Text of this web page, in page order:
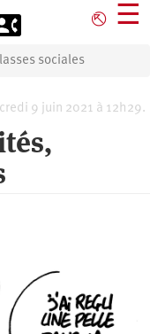
⎋ ☰
sociales
9 juin 2021 à 12h29.